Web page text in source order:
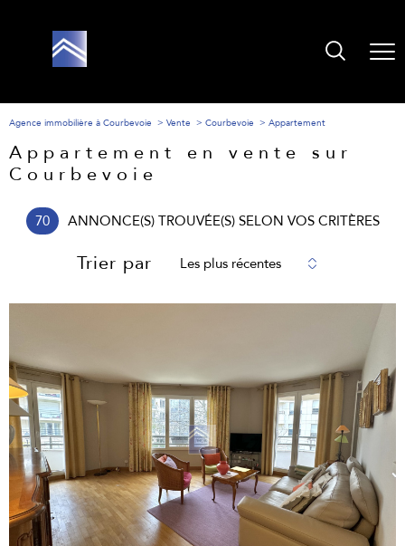
Agence immobilière à Courbevoie Vente Courbevoie Appartement
Appartement en vente sur
Courbevoie
70 ANNONCE(S) TROUVÉE(S) SELON VOS CRITÈRES
Trier par Les plus récentes
voir le
bien